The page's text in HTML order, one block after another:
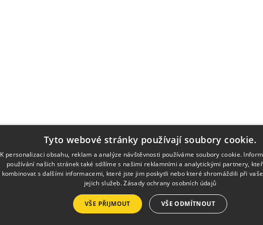
Tyto webové stránky používají soubory cookie.
K personalizaci obsahu, reklam a analýze návštěvnosti používáme soubory cookie.
používání našich stránek také sdílíme s našimi reklamními a analytickými partnery,
kombinovat s dalšími informacemi, které jste jim poskytli nebo které shromáždili při
jejich služeb.Zásady ochrany osobních údajů
VŠE PŘIJMOUT VŠE ODMÍTNOUT